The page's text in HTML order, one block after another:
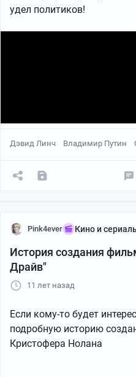
удел политиков!
Дэвид Линч Владимир Путин
Pink4ever Кино и
История создания
Драйв"
11 лет назад
Если кому-то будет
подробную историю
Кристофера Нолана